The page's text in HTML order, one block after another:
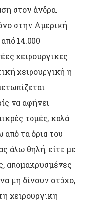
στον άνδρα.
στην Αμερική
14.000
χειρουργικες
χειρουργική η
να αφήνει
τομές, καλά
τα όρια του
άλω θηλή, είτε με
απομακρυσμένες
μη δίνουν στόχο,
χειρουργικη